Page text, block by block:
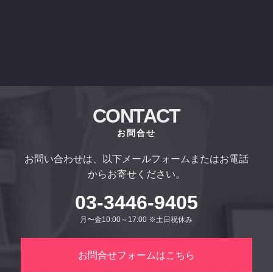
CONTACT
お問合せ
お問い合わせは、以下メールフォームまたはお電話
からお寄せください。
03-3446-9405
月〜金10:00～17:00 ※土日祝休み
お問合せフォームはこちら